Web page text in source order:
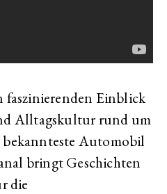
faszinierenden Einblick
Alltagskultur rund um
bekannteste Automobil
bringt Geschichten
die